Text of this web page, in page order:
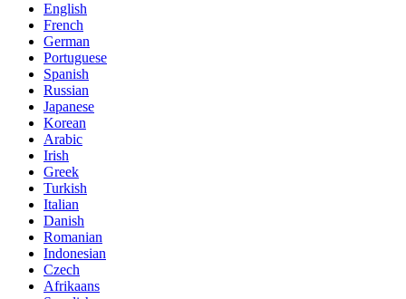
English
French
German
Portuguese
Spanish
Russian
Japanese
Korean
Arabic
Irish
Greek
Turkish
Italian
Danish
Romanian
Indonesian
Czech
Afrikaans